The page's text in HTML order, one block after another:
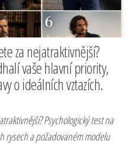
za nejatraktivnější?
vaše hlavní priority,
o ideálních vztazích.
Psychologický test na
rysech a požadovaném modelu